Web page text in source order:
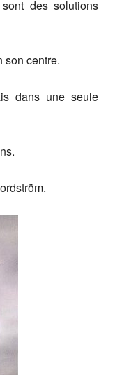
des solutions
son centre.
dans une seule